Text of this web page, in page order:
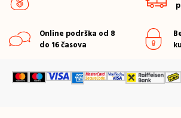
Online podrška od 8
do 16 časova